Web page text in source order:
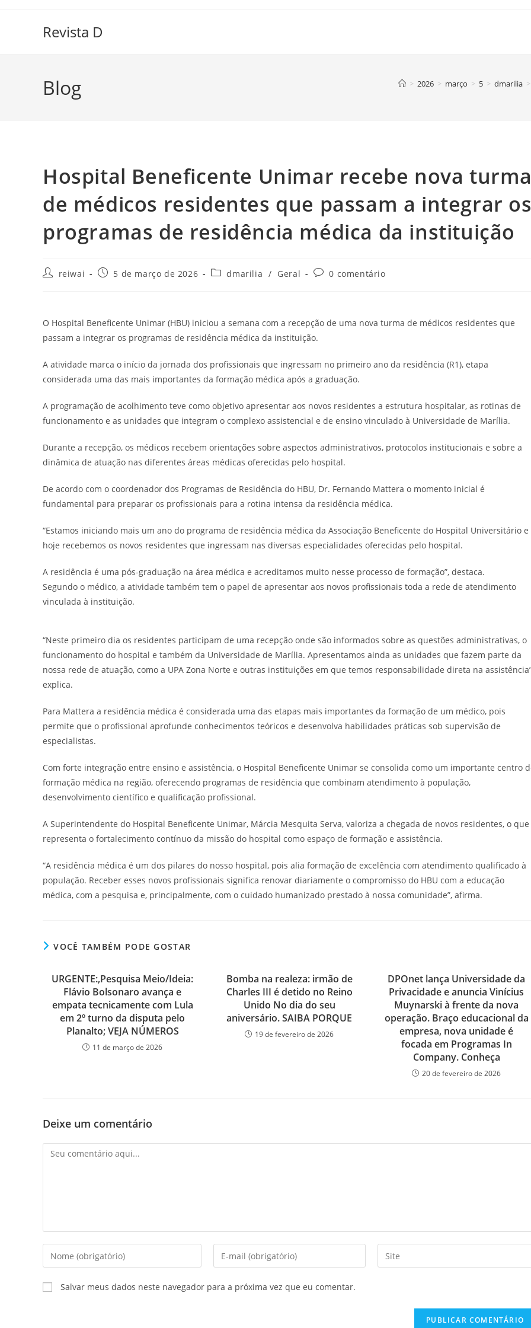
Revista D
Blog > 2026 > março > 5 > dmarilia >
Hospital Beneficente Unimar recebe nova
de médicos residentes que passam a integrar
programas de residência médica da instituição
Autorreiwai
Post5 de março de 2026
Categoria
dmarilia / Geral
Comentários
0 comentário
O Hospital Beneficente Unimar (HBU) iniciou a semana com a recepção de uma nova turma de médicos residentes que
passam a integrar os programas de residência médica da instituição.
A atividade marca o início da jornada dos profissionais que ingressam no primeiro ano da residência (R1), etapa
considerada uma das mais importantes da formação médica após a graduação.
A programação de acolhimento teve como objetivo apresentar aos novos residentes a estrutura hospitalar, as rotinas de
funcionamento e as unidades que integram o complexo assistencial e de ensino vinculado à Universidade de Marília.
Durante a recepção, os médicos recebem orientações sobre aspectos administrativos, protocolos institucionais e sobre a
dinâmica de atuação nas diferentes áreas médicas oferecidas pelo hospital.
De acordo com o coordenador dos Programas de Residência do HBU, Dr. Fernando Mattera o momento inicial é
fundamental para preparar os profissionais para a rotina intensa da residência médica.
“Estamos iniciando mais um ano do programa de residência médica da Associação Beneficente do Hospital Universitário e
hoje recebemos os novos residentes que ingressam nas diversas especialidades oferecidas pelo hospital.
A residência é uma pós-graduação na área médica e acreditamos muito nesse processo de formação”, destaca.
Segundo o médico, a atividade também tem o papel de apresentar aos novos profissionais toda a rede de atendimento
vinculada à instituição.
“Neste primeiro dia os residentes participam de uma recepção onde são informados sobre as questões administrativas, o
funcionamento do hospital e também da Universidade de Marília. Apresentamos ainda as unidades que fazem parte da
nossa rede de atuação, como a UPA Zona Norte e outras instituições em que temos responsabilidade direta na
explica.
Para Mattera a residência médica é considerada uma das etapas mais importantes da formação de um médico, pois
permite que o profissional aprofunde conhecimentos teóricos e desenvolva habilidades práticas sob supervisão de
especialistas.
Com forte integração entre ensino e assistência, o Hospital Beneficente Unimar se consolida como um importante centro
formação médica na região, oferecendo programas de residência que combinam atendimento à população,
desenvolvimento científico e qualificação profissional.
A Superintendente do Hospital Beneficente Unimar, Márcia Mesquita Serva, valoriza a chegada de novos residentes, o que
representa o fortalecimento contínuo da missão do hospital como espaço de formação e assistência.
“A residência médica é um dos pilares do nosso hospital, pois alia formação de excelência com atendimento qualificado à
população. Receber esses novos profissionais significa renovar diariamente o compromisso do HBU com a educação
médica, com a pesquisa e, principalmente, com o cuidado humanizado prestado à nossa comunidade”, afirma.
VOCÊ TAMBÉM PODE GOSTAR
URGENTE:,Pesquisa Meio/Ideia:
Flávio Bolsonaro avança e
empata tecnicamente com Lula
em 2º turno da disputa pelo
Planalto; VEJA NÚMEROS
11 de março de 2026
Bomba na realeza: irmão de
Charles III é detido no Reino
Unido No dia do seu
aniversário. SAIBA PORQUE
19 de fevereiro de 2026
DPOnet lança Universidade da
Privacidade e anuncia Vinícius
Muynarski à frente da nova
operação. Braço educacional da
empresa, nova unidade é
focada em Programas In
Company. Conheça
20 de fevereiro de 2026
Deixe um comentário
Comentário
Digite
seu
nome
ou
Digite
seu
Digite
o
Salvar meus dados neste navegador para a próxima vez que eu comentar.